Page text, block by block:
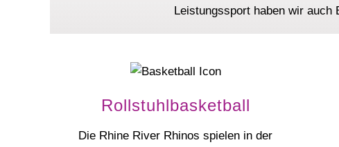
Leistungssport haben wir auch
Rollstuhlbasketball
Die Rhine River Rhinos spielen in der